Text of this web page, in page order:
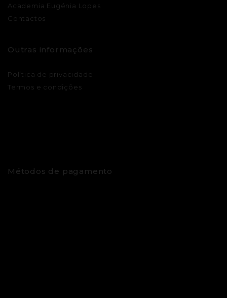
Academia Eugénia Lopes
Contactos
Outras informações
Política de privacidade
Termos e condições
Métodos de pagamento